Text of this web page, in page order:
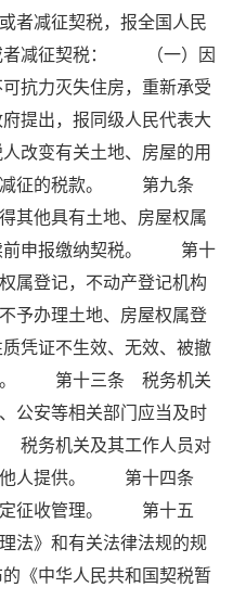
者减征契税，报全国人民
者减征契税： （一）因
抗力灭失住房，重新承受
提出，报同级人民代表大
改变有关土地、房屋的用
、减征的税款。 第九条
其他具有土地、房屋权属
前申报缴纳契税。 第十
属登记，不动产登记机构
予办理土地、房屋权属登
凭证不生效、无效、被撤
理。 第十三条 税务机关
公安等相关部门应当及时
税务机关及其工作人员对
向他人提供。 第十四条
定征收管理。 第十五
法》和有关法律法规的规
《中华人民共和国契税暂